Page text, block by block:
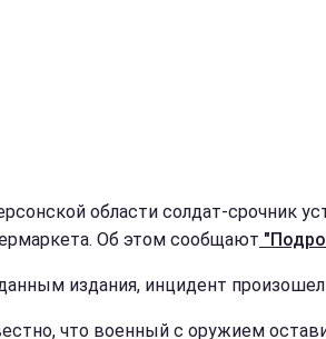
области солдат-срочник
Об этом сообщают
издания, инцидент
что военный с оружием